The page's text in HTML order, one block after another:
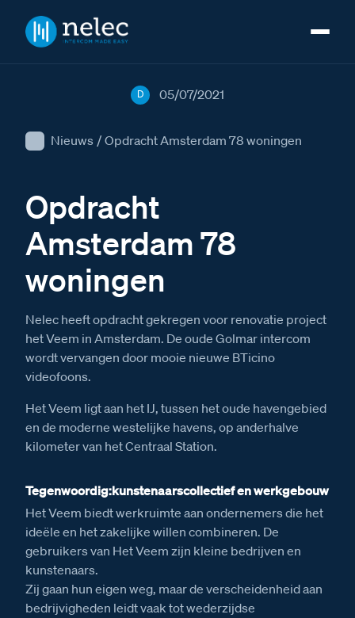
Nieuws / Opdracht Amsterdam 78 woningen
D 05/07/2021
Opdracht
Amsterdam 78
woningen
Nelec heeft opdracht gekregen voor renovatie project
het Veem in Amsterdam. De oude Golmar intercom
wordt vervangen door mooie nieuwe BTicino
videofoons.
Het Veem ligt aan het IJ, tussen het oude havengebied
en de moderne westelijke havens, op anderhalve
kilometer van het Centraal Station.
Tegenwoordig:kunstenaarscollectief en werkgebouw
Het Veem biedt werkruimte aan ondernemers die het
ideële en het zakelijke willen combineren. De
gebruikers van Het Veem zijn kleine bedrijven en
kunstenaars.
Zij gaan hun eigen weg, maar de verscheidenheid aan
bedrijvigheden leidt vaak tot wederzijdse